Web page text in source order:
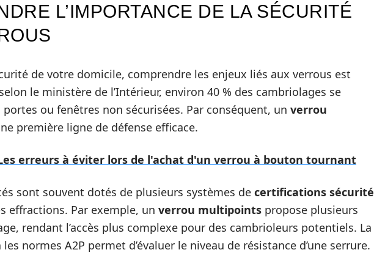
L’IMPORTANCE DE LA SÉCURITÉ
de votre domicile, comprendre les enjeux liés aux verrous est
le ministère de l’Intérieur, environ 40 % des cambriolages se
ou fenêtres non sécurisées. Par conséquent, un verrou
première ligne de défense efficace.
erreurs à éviter lors de l'achat d'un verrou à bouton tournant
sont souvent dotés de plusieurs systèmes de certifications sécurité
effractions. Par exemple, un verrou multipoints propose plusieurs
rendant l’accès plus complexe pour des cambrioleurs potentiels. La
normes A2P permet d’évaluer le niveau de résistance d’une serrure.